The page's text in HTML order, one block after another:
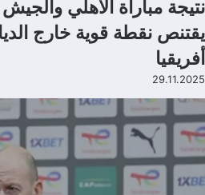
نتيجة مباراة الاهلي
يقتنص نقطة قوية خارج
أفريقيا
29.11.2025